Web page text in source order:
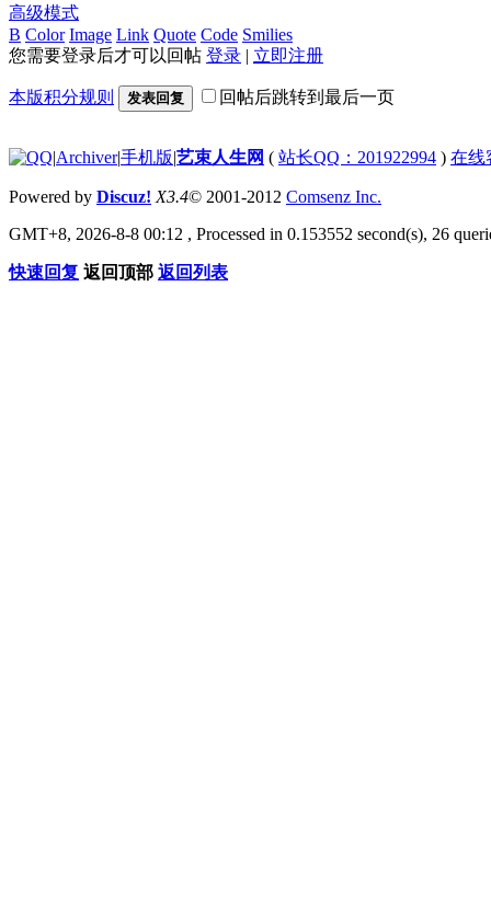
高级模式
B Color Image Link Quote Code Smilies
您需要登录后才可以回帖 登录 | 立即注册
本版积分规则 发表回复 回帖后跳转到最后一页
|Archiver|手机版|艺束人生网 ( 站长QQ：201922994 ) 在线
Powered by Discuz! X3.4© 2001-2012 Comsenz Inc.
GMT+8, 2026-8-8 00:12 , Processed in 0.153552 second(s), 26
快速回复 返回顶部 返回列表